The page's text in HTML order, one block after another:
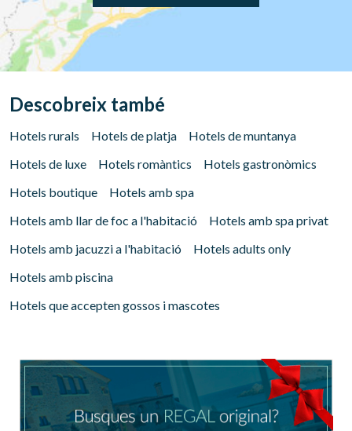
Descobreix també
Hotels rurals Hotels de platja
Hotels de muntanya
Hotels de luxe
Hotels romàntics
Hotels gastronòmics
Hotels boutique
Hotels amb spa
Hotels amb llar de foc a l'habitació
Hotels amb spa privat
Hotels amb jacuzzi a l'habitació
Hotels adults only
Hotels amb piscina
Hotels que accepten gossos i mascotes